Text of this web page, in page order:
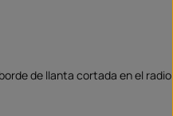
de llanta cortada en el radio